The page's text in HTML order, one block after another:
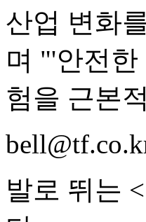
산업 변화
며 "'안전
험을 근본
발로 뛰는